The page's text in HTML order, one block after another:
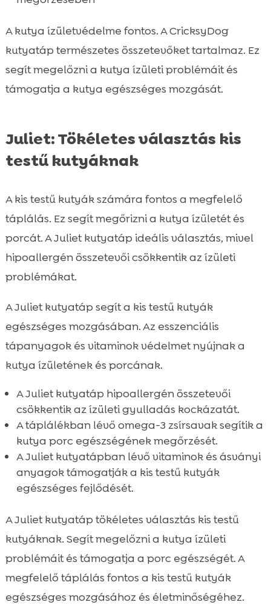
A kutya ízületvédelme fontos. A CricksyDog
kutyatáp természetes összetevőket tartalmaz. Ez
segít megelőzni a kutya ízületi problémáit és
támogatja a kutya egészséges mozgását.
Juliet: Tökéletes választás kis
testű kutyáknak
A kis testű kutyák számára fontos a megfelelő
táplálás. Ez segít megőrizni a kutya ízületét és
porcát. A Juliet kutyatáp ideális választás, mivel
hipoallergén összetevői csökkentik az ízületi
problémákat.
A Juliet kutyatáp segít a kis testű kutyák
egészséges mozgásában. Az esszenciális
tápanyagok és vitaminok védelmet nyújnak a
kutya ízületének és porcának.
A Juliet kutyatáp hipoallergén összetevői
csökkentik az ízületi gyulladás kockázatát.
A táplálékban lévő omega-3 zsírsavak segítik a
kutya porc egészségének megőrzését.
A Juliet kutyatápban lévő vitaminok és ásványi
anyagok támogatják a kis testű kutyák
egészséges fejlődését.
A Juliet kutyatáp tökéletes választás kis testű
kutyáknak. Segít megelőzni a kutya ízületi
problémáit és támogatja a porc egészségét. A
megfelelő táplálás fontos a kis testű kutyák
egészséges mozgásához és életminőségéhez.